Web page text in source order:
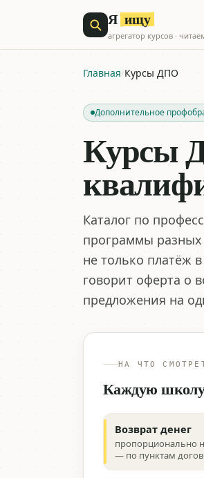
Я ищу
агрегатор курсов ·
Главная/Курсы ДПО
Дополнительное
Курсы
Каталог по
программы разных
не только платёж
говорит оферта о
предложения на
НА ЧТО
Каждую
Возврат денег
пропорционально
— по пунктам